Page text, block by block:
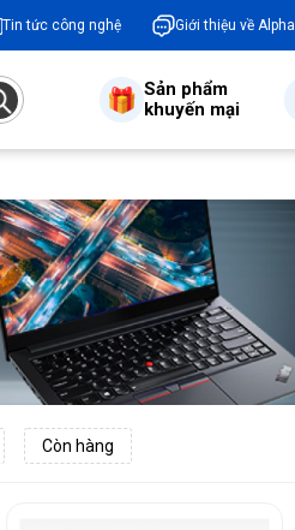
Tin tức công nghệ Giới thiệu về Alpha
Sản phẩm
khuyến mại
Còn hàng